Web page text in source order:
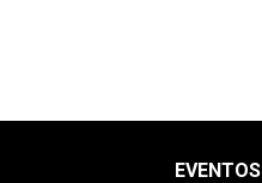
EVENTOS